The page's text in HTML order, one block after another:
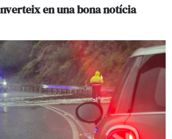
en una bona notícia